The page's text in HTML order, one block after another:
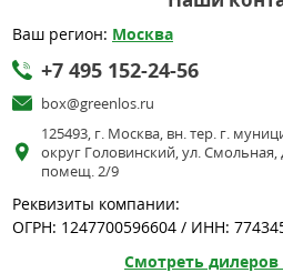
Ваш регион: Москва
+7 495 152-24-56
box@greenlos.ru
125493, г. Москва, вн. тер. г.
округ Головинский, ул. Смольная,
помещ. 2/9
Реквизиты компании:
ОГРН: 1247700596604 / ИНН:
Смотреть дилеров